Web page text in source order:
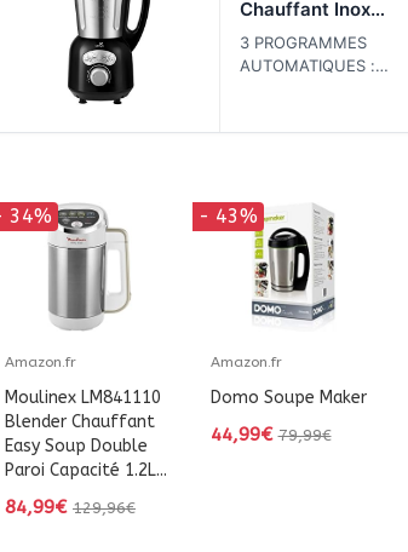
Chauffant Inox
Cook & Ice V3 Noir,
Mixeur Soupe
Glace Pilée
panier vapeur en
silicone piable de 2L
SYCP-HB008NA
3 PROGRAMMES
AUTOMATIQUES :
cuisson vapeur
34%
Amazon.fr
Moulinex LM841110
Blender Chauffant
Easy Soup Double
Paroi Capacité 1.2L...
84,99€ 129,96€
- 43%
Amazon.fr
Domo Soupe Maker
44,99€ 79,99€